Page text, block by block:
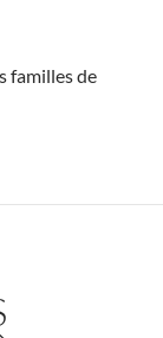
familles de